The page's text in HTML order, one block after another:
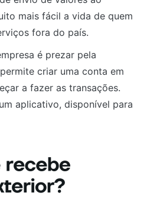
mais fácil a vida de quem
fora do país.
é prezar pela
criar uma conta em
a fazer as transações.
aplicativo, disponível para